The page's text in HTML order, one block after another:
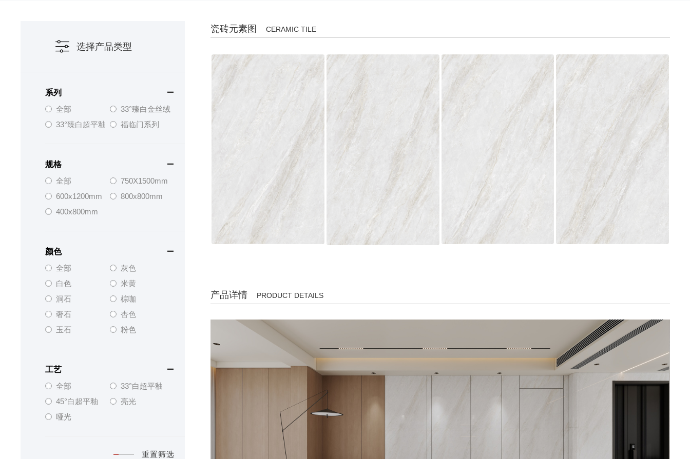
选择产品类型
系列 
全部
33°臻白金丝绒
33°臻白超平釉
福临门系列
规格 
全部
750X1500mm
600x1200mm
800x800mm
400x800mm
颜色 
全部
灰色
白色
米黄
洞石
棕咖
奢石
杏色
玉石
粉色
工艺 
全部
33°白超平釉
45°白超平釉
亮光
哑光
重置筛选
瓷砖元素图 CERAMIC TILE
产品详情 PRODUCT DETAILS